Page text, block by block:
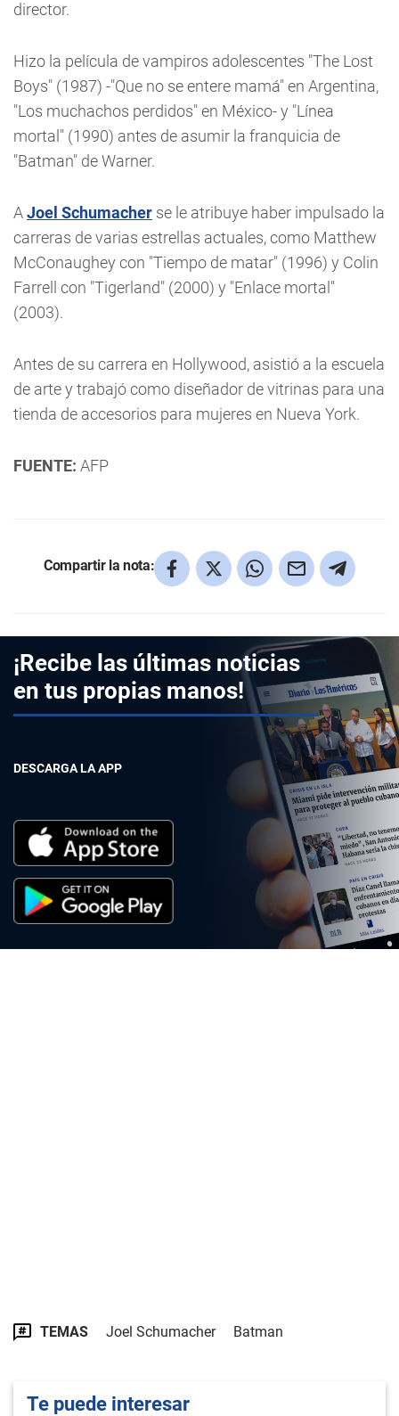
director.
Hizo la película de vampiros adolescentes "The Lost
Boys" (1987) -"Que no se entere mamá" en Argentina,
"Los muchachos perdidos" en México- y "Línea
mortal" (1990) antes de asumir la franquicia de
"Batman" de Warner.
AJoel Schumacher se le atribuye haber impulsado la
carreras de varias estrellas actuales, como Matthew
McConaughey con "Tiempo de matar" (1996) y Colin
Farrell con "Tigerland" (2000) y "Enlace mortal"
(2003).
Antes de su carrera en Hollywood, asistió a la escuela
de arte y trabajó como diseñador de vitrinas para una
tienda de accesorios para mujeres en Nueva York.
FUENTE: AFP
Compartir la nota:
¡Recibe las últimas noticias
en tus propias manos!
DESCARGA LA APP
TEMAS Joel Schumacher Batman
Te puede interesar